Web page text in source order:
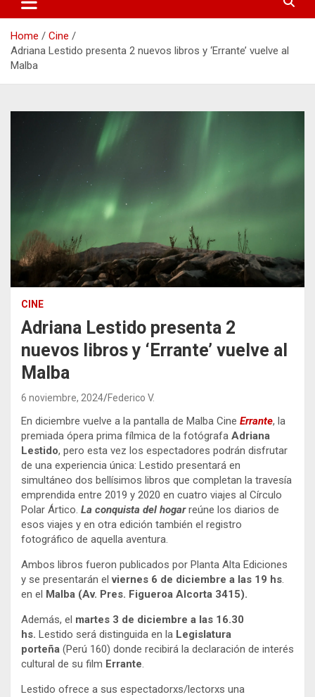
Home
Cine
Adriana Lestido presenta 2 nuevos libros y ‘Errante’ vuelve al
Malba
CINE
Adriana Lestido presenta 2
nuevos libros y ‘Errante’ vuelve al
Malba
6 noviembre, 2024 Federico V.
En diciembre vuelve a la pantalla de Malba Cine Errante, la
premiada ópera prima fílmica de la fotógrafa Adriana
Lestido, pero esta vez los espectadores podrán disfrutar
de una experiencia única: Lestido presentará en
simultáneo dos bellísimos libros que completan la travesía
emprendida entre 2019 y 2020 en cuatro viajes al Círculo
Polar Ártico. La conquista del hogarreúne los diarios de
esos viajes y en otra edición también el registro
fotográfico de aquella aventura.
Ambos libros fueron publicados por Planta Alta Ediciones
y se presentarán elviernes 6 de diciembre a las 19 hs.
en el
Malba (Av. Pres. Figueroa Alcorta 3415).
Además, el martes 3 de diciembre a las 16.30
hs. Lestido será distinguida en la Legislatura
porteña (Perú 160) donde recibirá la declaración de interés
cultural de su film Errante.
Lestido ofrece a sus espectadorxs/lectorxs una